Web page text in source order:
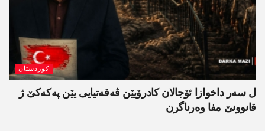
کوردستان
ل سەر داخوازا ئۆجالان کادرۆیێن ڤەقەتیایی یێن پەکەکێ ژ
قانوونێ مفا وەرناگرن